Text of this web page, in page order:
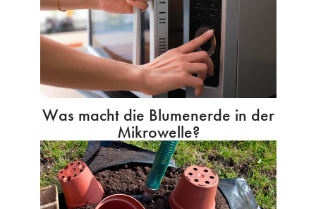
Was macht die Blumenerde in der
Mikrowelle?